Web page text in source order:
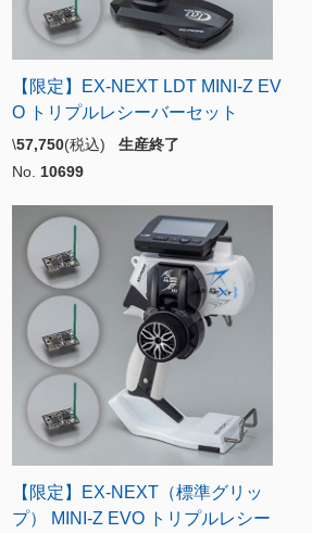
【限定】EX-NEXT LDT MINI-Z EV
O トリプルレシーバーセット
\57,750(税込) 生産終了
No. 10699
【限定】EX-NEXT（標準グリッ
プ） MINI-Z EVO トリプルレシー